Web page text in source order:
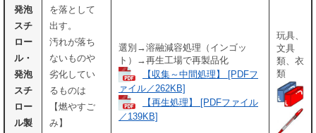
発泡
スチ
ロー
ル・
発泡
スチ
ロー
ル製
を落として
出す。
汚れが落ち
ないものや
劣化してい
るものは
【燃やすご
み】
選別→溶融減容処理（インゴッ
ト）→再生工場で再製品化
【収集～中間処理】 [PDFフ
ァイル／262KB]
【再生処理】 [PDFファイル
／139KB]
玩具、
文具
類、衣
類